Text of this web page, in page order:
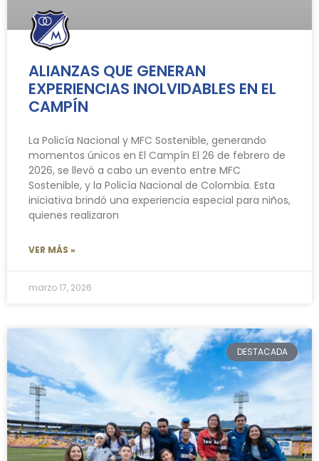
ALIANZAS QUE GENERAN
EXPERIENCIAS INOLVIDABLES EN EL
CAMPÍN
La Policía Nacional y MFC Sostenible, generando
momentos únicos en El Campín El 26 de febrero de
2026, se llevó a cabo un evento entre MFC
Sostenible, y la Policía Nacional de Colombia. Esta
iniciativa brindó una experiencia especial para niños,
quienes realizaron
VER MÁS »
marzo 17, 2026
DESTACADA